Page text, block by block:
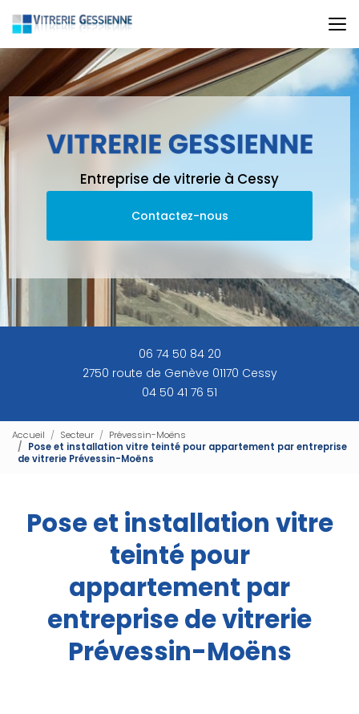
au
contenu
principal
Entreprise de vitrerie à Cessy
Contactez-nous
06 74 50 84 20
2750 route de Genève 01170 Cessy
04 50 41 76 51
Accueil Secteur
Prévessin-Moëns
Pose et installation vitre teinté pour appartement par entreprise
de vitrerie Prévessin-Moëns
Pose et installation vitre
teinté pour
appartement par
entreprise de vitrerie
Prévessin-Moëns